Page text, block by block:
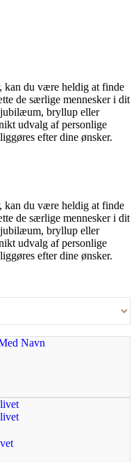
kan du være heldig at finde
de særlige mennesker i dit
jubilæum, bryllup eller
udvalg af personlige
efter dine ønsker.
kan du være heldig at finde
de særlige mennesker i dit
jubilæum, bryllup eller
udvalg af personlige
efter dine ønsker.